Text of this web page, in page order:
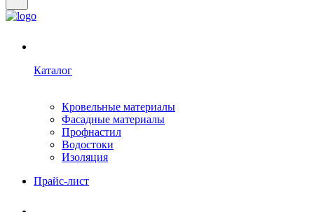
Каталог
Кровельные материалы
Фасадные материалы
Профнастил
Водостоки
Изоляция
Прайс-лист